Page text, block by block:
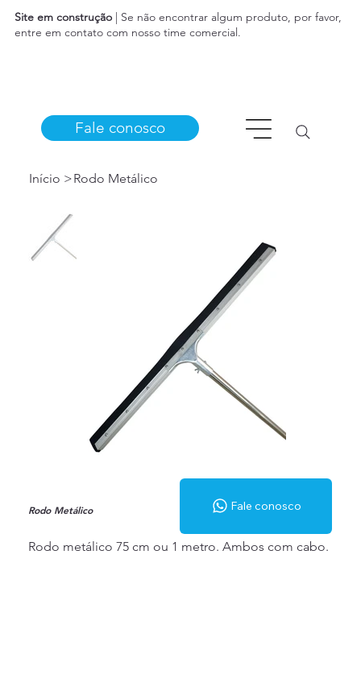
Fale conosco
Site em construção | Se não encontrar algum produto, por favor,
entre em contato com nosso time comercial.
Início >Rodo Metálico
Rodo Metálico
Rodo metálico 75 cm ou 1 metro. Ambos com cabo.
Fale conosco